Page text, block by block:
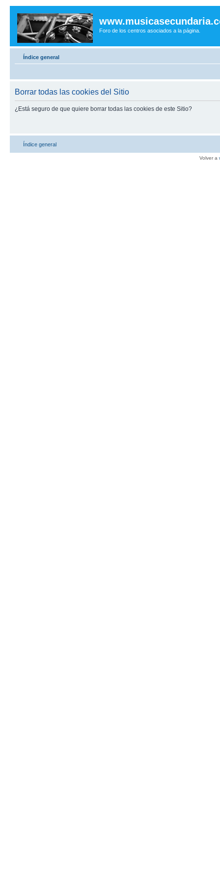
Foro de los centros asociados a la página.
Índice general
Borrar todas las cookies del Sitio
¿Está seguro de que quiere borrar todas las cookies de este Sitio?
Índice general
Volver a